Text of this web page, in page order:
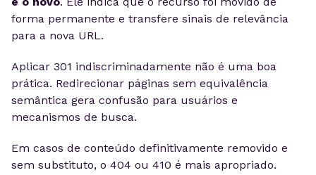
forma permanente e transfere sinais de relevância
para a nova URL.
Aplicar 301 indiscriminadamente não é uma boa
prática. Redirecionar páginas sem equivalência
semântica gera confusão para usuários e
mecanismos de busca.
Em casos de conteúdo definitivamente removido e
sem substituto, o 404 ou 410 é mais apropriado.